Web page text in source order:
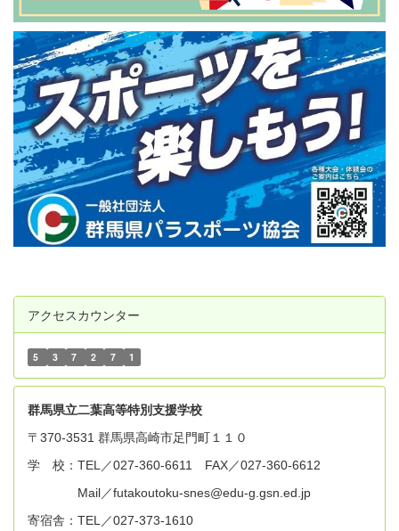
アクセスカウンター
5 3 7 2 7 1
群馬県立二葉高等特別支援学校
〒370-3531 群馬県高崎市足門町１１０
学 校：TEL／027-360-6611 FAX／027-360-6612
Mail／futakoutoku-snes@edu-g.gsn.ed.jp
寄宿舎：TEL／027-373-1610